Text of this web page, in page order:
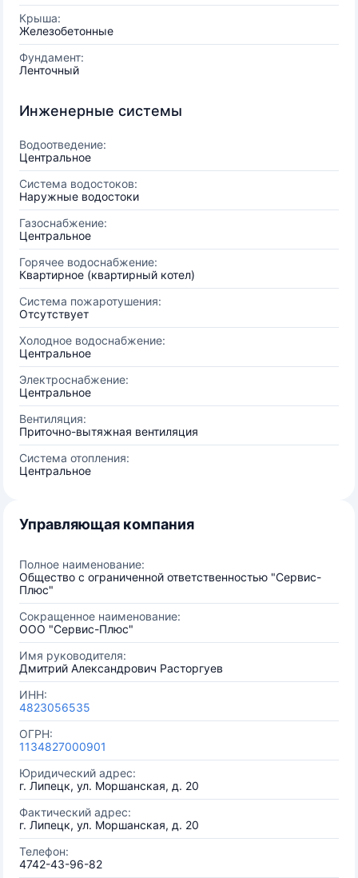
Крыша:
Железобетонные
Фундамент:
Ленточный
Инженерные системы
Водоотведение:
Центральное
Система водостоков:
Наружные водостоки
Газоснабжение:
Центральное
Горячее водоснабжение:
Квартирное (квартирный котел)
Система пожаротушения:
Отсутствует
Холодное водоснабжение:
Центральное
Электроснабжение:
Центральное
Вентиляция:
Приточно-вытяжная вентиляция
Система отопления:
Центральное
Управляющая компания
Полное наименование:
Общество с ограниченной ответственностью "Сервис-
Плюс"
Сокращенное наименование:
ООО "Сервис-Плюс"
Имя руководителя:
Дмитрий Александрович Расторгуев
ИНН:
4823056535
ОГРН:
1134827000901
Юридический адрес:
г. Липецк, ул. Моршанская, д. 20
Фактический адрес:
г. Липецк, ул. Моршанская, д. 20
Телефон:
4742-43-96-82